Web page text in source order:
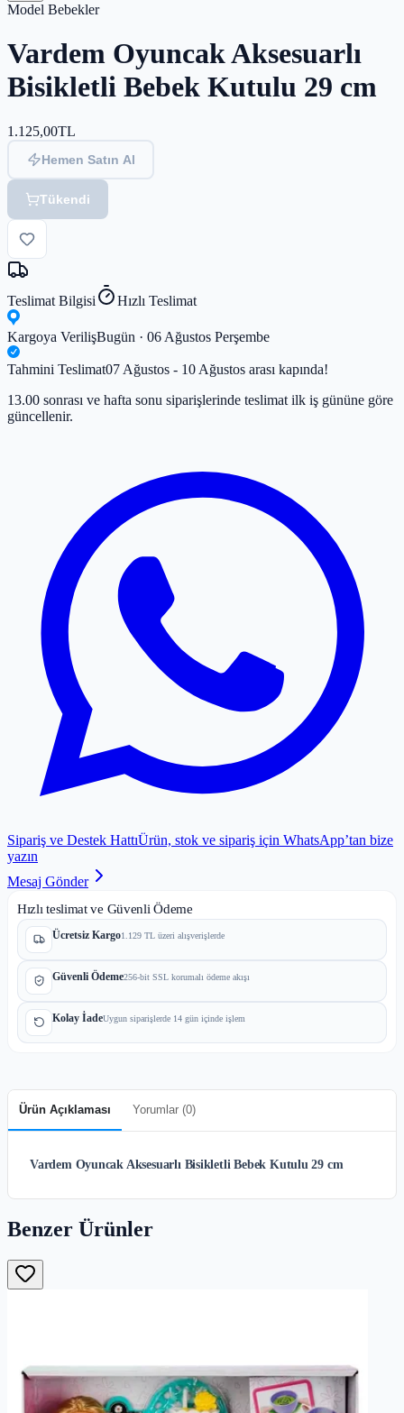
Model Bebekler
Vardem Oyuncak Aksesuarlı
Bisikletli Bebek Kutulu 29 cm
1.125,00TL
Hemen Satın Al
Tükendi
Teslimat Bilgisi Hızlı Teslimat
Kargoya VerilişBugün · 06 Ağustos Perşembe
Tahmini Teslimat07 Ağustos - 10 Ağustos arası kapında!
13.00 sonrası ve hafta sonu siparişlerinde teslimat ilk iş gününe göre
güncellenir.
Sipariş ve Destek HattıÜrün, stok ve sipariş için WhatsApp’tan bize
yazın
Mesaj Gönder
Hızlı teslimat ve Güvenli Ödeme
Ücretsiz Kargo1.129 TL üzeri alışverişlerde
Güvenli Ödeme256-bit SSL korumalı ödeme akışı
Kolay İadeUygun siparişlerde 14 gün içinde işlem
Ürün Açıklaması Yorumlar (0)
Vardem Oyuncak Aksesuarlı Bisikletli Bebek Kutulu 29 cm
Benzer Ürünler